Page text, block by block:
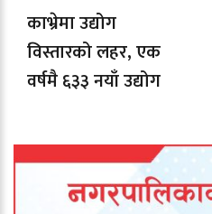
काभ्रेमा उद्योग
विस्तारको लहर, एक
वर्षमै ६३३ नयाँ उद्योग